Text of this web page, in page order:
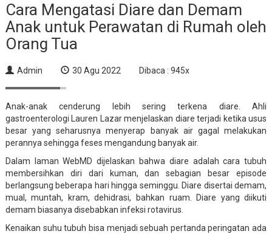
Cara Mengatasi Diare dan Demam
Anak untuk Perawatan di Rumah oleh
Orang Tua
Admin 30 Agu 2022 Dibaca : 945x
Anak-anak cenderung lebih sering terkena diare. Ahli
gastroenterologi Lauren Lazar menjelaskan diare terjadi ketika usus
besar yang seharusnya menyerap banyak air gagal melakukan
perannya sehingga feses mengandung banyak air.
Dalam laman WebMD dijelaskan bahwa diare adalah cara tubuh
membersihkan diri dari kuman, dan sebagian besar episode
berlangsung beberapa hari hingga seminggu. Diare disertai demam,
mual, muntah, kram, dehidrasi, bahkan ruam. Diare yang diikuti
demam biasanya disebabkan infeksi rotavirus.
Kenaikan suhu tubuh bisa menjadi sebuah pertanda peringatan ada